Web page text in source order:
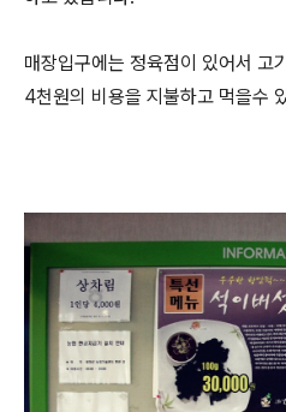
매장입구에는 정육점이 있어서 고
4천원의 비용을 지불하고 먹을수